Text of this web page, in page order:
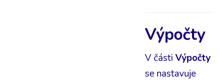
Výpočty
V části Výpočty
se nastavuje